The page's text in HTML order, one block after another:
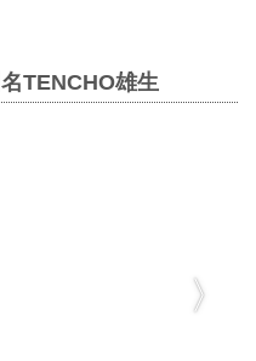
TENCHO雄生